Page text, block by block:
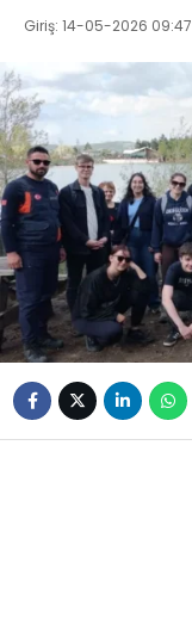
Giriş: 14-05-2026 09:47